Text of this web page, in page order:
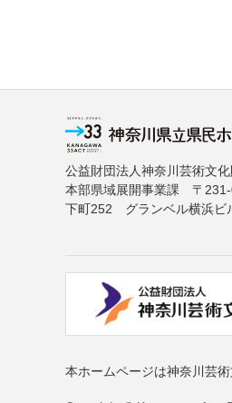
公益財団法人神奈川芸術文化
本部県域展開事業課 〒231-
下町252 グランベル横浜ビ
本ホームページは神奈川芸